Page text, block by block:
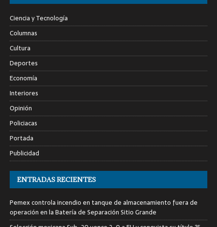
Ciencia y Tecnología
Columnas
Cultura
Deportes
Economía
Interiores
Opinión
Policiacas
Portada
Publicidad
ENTRADAS RECIENTES
Pemex controla incendio en tanque de almacenamiento fuera de
operación en la Batería de Separación Sitio Grande